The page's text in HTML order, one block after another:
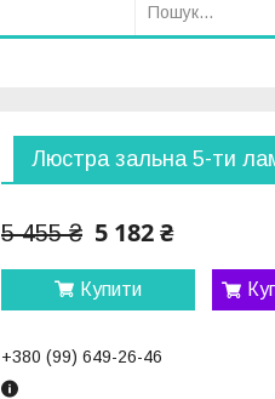
Люстра зальна 5-ти
5 455 ₴ 5 182 ₴
Купити
+380 (99) 649-26-46